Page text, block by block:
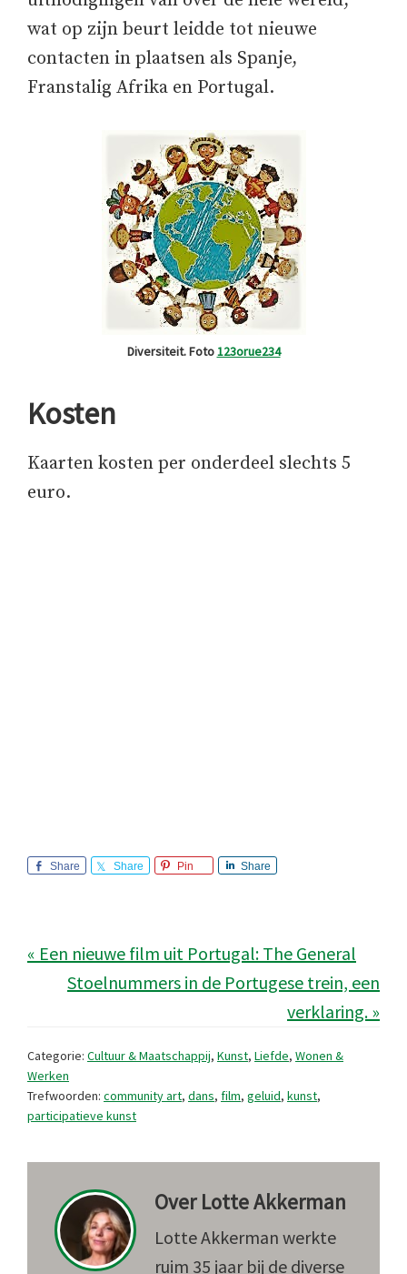
wat op zijn beurt leidde tot nieuwe
contacten in plaatsen als Spanje,
Franstalig Afrika en Portugal.
Diversiteit. Foto123orue234
Kosten
Kaarten kosten per onderdeel slechts 5
euro.
Share Share Pin Share
« Een nieuwe film uit Portugal: The General
Stoelnummers in de Portugese trein, een
verklaring. »
Categorie: Cultuur & Maatschappij, Kunst, Liefde, Wonen &
Werken
Trefwoorden: community art, dans, film, geluid, kunst,
participatieve kunst
OverLotte Akkerman
Lotte Akkerman werkte
ruim 35 jaar bij de diverse